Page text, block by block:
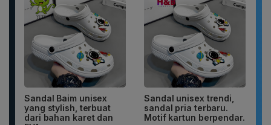
Sandal Baim unisex
yang stylish, terbuat
dari bahan karet dan
Sandal unisex trendi,
sandal pria terbaru.
Motif kartun berpendar.